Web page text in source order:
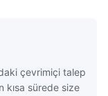
çevrimiçi talep
kısa sürede size